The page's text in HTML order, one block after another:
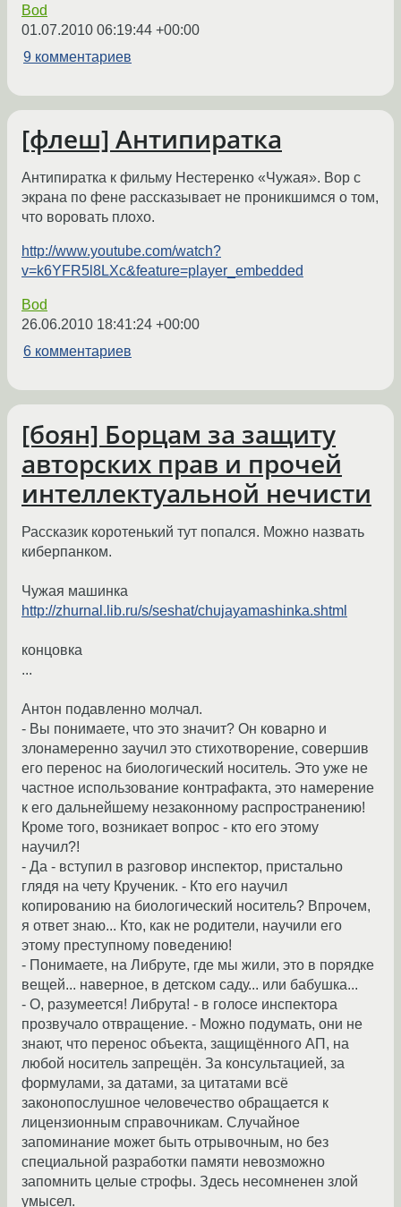
Bod
01.07.2010 06:19:44 +00:00
9 комментариев
[флеш] Антипиратка
Антипиратка к фильму Нестеренко «Чужая». Вор с
экрана по фене рассказывает не проникшимся о том,
что воровать плохо.
http://www.youtube.com/watch?
v=k6YFR5l8LXc&feature=player_embedded
Bod
26.06.2010 18:41:24 +00:00
6 комментариев
[боян] Борцам за защиту
авторских прав и прочей
интеллектуальной нечисти
Рассказик коротенький тут попался. Можно назвать
киберпанком.
Чужая машинка
http://zhurnal.lib.ru/s/seshat/chujayamashinka.shtml
концовка
...
Антон подавленно молчал.
- Вы понимаете, что это значит? Он коварно и
злонамеренно заучил это стихотворение, совершив
его перенос на биологический носитель. Это уже не
частное использование контрафакта, это намерение
к его дальнейшему незаконному распространению!
Кроме того, возникает вопрос - кто его этому
научил?!
- Да - вступил в разговор инспектор, пристально
глядя на чету Крученик. - Кто его научил
копированию на биологический носитель? Впрочем,
я ответ знаю... Кто, как не родители, научили его
этому преступному поведению!
- Понимаете, на Либруте, где мы жили, это в порядке
вещей... наверное, в детском саду... или бабушка...
- О, разумеется! Либрута! - в голосе инспектора
прозвучало отвращение. - Можно подумать, они не
знают, что перенос объекта, защищённого АП, на
любой носитель запрещён. За консультацией, за
формулами, за датами, за цитатами всё
законопослушное человечество обращается к
лицензионным справочникам. Случайное
запоминание может быть отрывочным, но без
специальной разработки памяти невозможно
запомнить целые строфы. Здесь несомненен злой
умысел.